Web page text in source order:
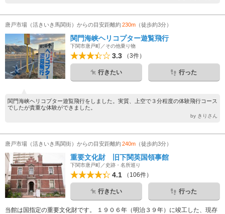
唐戸市場（活きいき馬関街）からの目安距離約230m （徒歩約3分）
関門海峡ヘリコプター遊覧飛行
下関市唐戸町／その他乗り物
3.3 （3件）
行きたい 行った
関門海峡ヘリコプター遊覧飛行をしました。実質、上空で３分程度の体験飛行コース
でしたが貴重な体験ができました。
by きりさん
唐戸市場（活きいき馬関街）からの目安距離約240m （徒歩約3分）
重要文化財 旧下関英国領事館
下関市唐戸町／史跡・名所巡り
4.1 （106件）
行きたい 行った
当館は国指定の重要文化財です。 １９０６年（明治３９年）に竣工した、現存